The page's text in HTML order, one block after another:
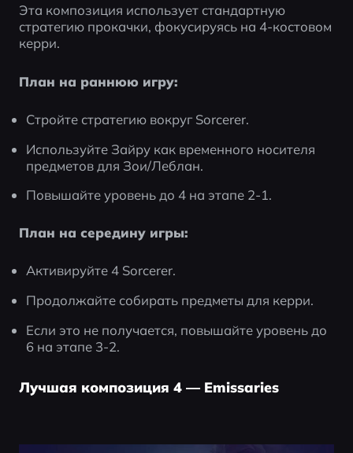
Эта композиция использует стандартную
стратегию прокачки, фокусируясь на 4-костовом
керри.
План на раннюю игру:
Стройте стратегию вокруг Sorcerer.
Используйте Зайру как временного носителя
предметов для Зои/Леблан.
Повышайте уровень до 4 на этапе 2-1.
План на середину игры:
Активируйте 4 Sorcerer.
Продолжайте собирать предметы для керри.
Если это не получается, повышайте уровень до
6 на этапе 3-2.
Лучшая композиция 4 — Emissaries